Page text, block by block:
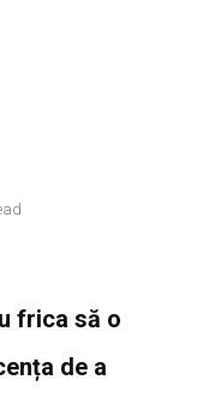
frica să o
de a